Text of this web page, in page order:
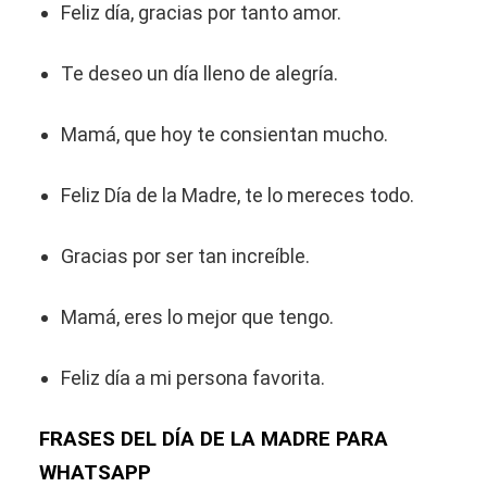
Feliz día, gracias por tanto amor.
Te deseo un día lleno de alegría.
Mamá, que hoy te consientan mucho.
Feliz Día de la Madre, te lo mereces todo.
Gracias por ser tan increíble.
Mamá, eres lo mejor que tengo.
Feliz día a mi persona favorita.
FRASES DEL DÍA DE LA MADRE PARA
WHATSAPP